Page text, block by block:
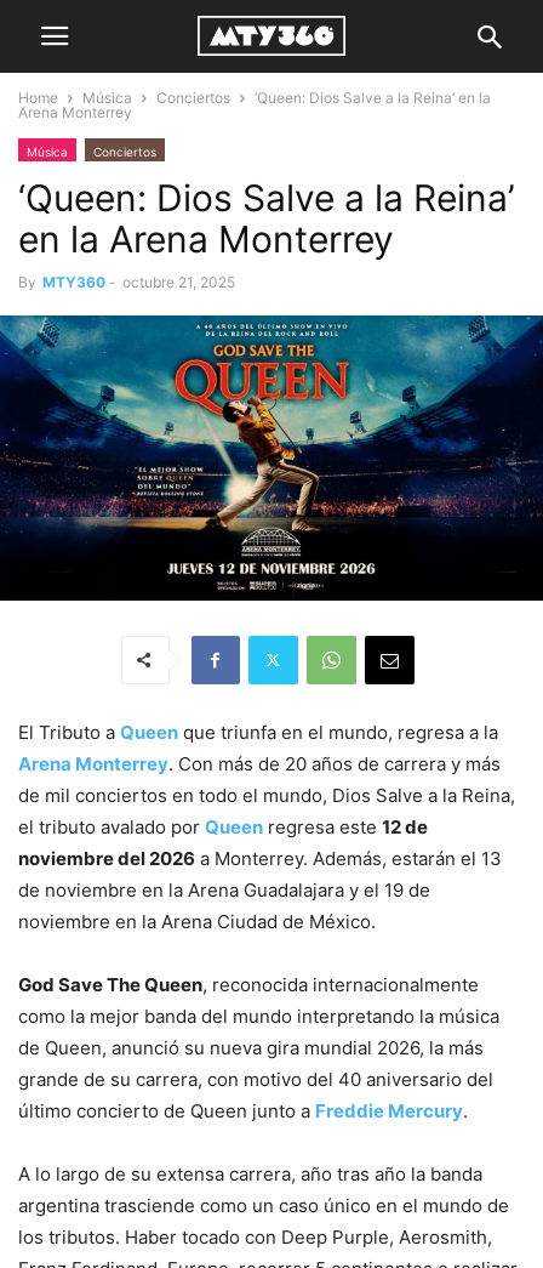
Home Música Conciertos
‘Queen: Dios Salve a la Reina’ en la
Arena Monterrey
Música Conciertos
‘Queen: Dios Salve a la Reina’
en la Arena Monterrey
By MTY360 - octubre 21, 2025
El Tributo a Queen que triunfa en el mundo, regresa a la
Arena Monterrey. Con más de 20 años de carrera y más
de mil conciertos en todo el mundo, Dios Salve a la Reina,
el tributo avalado por Queen regresa este 12 de
noviembre del 2026 a Monterrey. Además, estarán el 13
de noviembre en la Arena Guadalajara y el 19 de
noviembre en la Arena Ciudad de México.
God Save The Queen, reconocida internacionalmente
como la mejor banda del mundo interpretando la música
de Queen, anunció su nueva gira mundial 2026, la más
grande de su carrera, con motivo del 40 aniversario del
último concierto de Queen junto a Freddie Mercury.
A lo largo de su extensa carrera, año tras año la banda
argentina trasciende como un caso único en el mundo de
los tributos. Haber tocado con Deep Purple, Aerosmith,